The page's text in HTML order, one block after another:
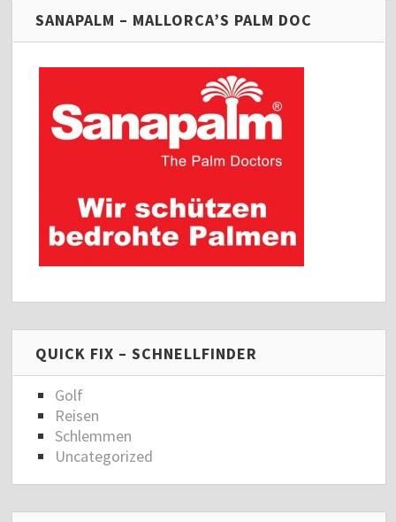
SANAPALM – MALLORCA’S PALM DOC
QUICK FIX – SCHNELLFINDER
Golf
Reisen
Schlemmen
Uncategorized